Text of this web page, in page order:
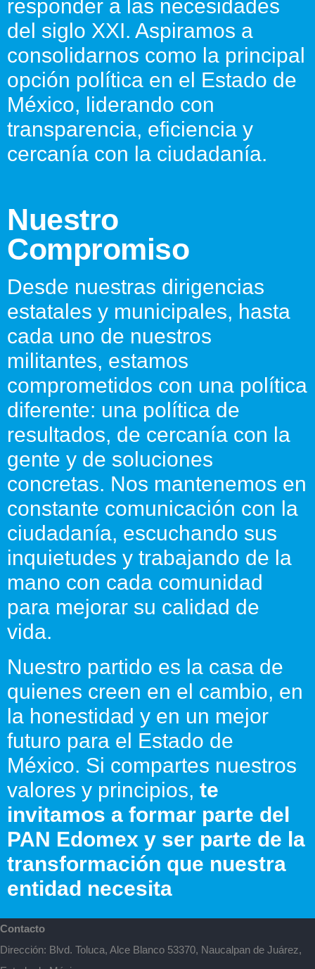
responder a las necesidades
del siglo XXI. Aspiramos a
consolidarnos como la principal
opción política en el Estado de
México, liderando con
transparencia, eficiencia y
cercanía con la ciudadanía.
Nuestro
Compromiso
Desde nuestras dirigencias
estatales y municipales, hasta
cada uno de nuestros
militantes, estamos
comprometidos con una política
diferente: una política de
resultados, de cercanía con la
gente y de soluciones
concretas. Nos mantenemos en
constante comunicación con la
ciudadanía, escuchando sus
inquietudes y trabajando de la
mano con cada comunidad
para mejorar su calidad de
vida.
Nuestro partido es la casa de
quienes creen en el cambio, en
la honestidad y en un mejor
futuro para el Estado de
México. Si compartes nuestros
valores y principios, te
invitamos a formar parte del
PAN Edomex y ser parte de la
transformación que nuestra
entidad necesita
Contacto
Dirección: Blvd. Toluca, Alce Blanco 53370, Naucalpan de Juárez,